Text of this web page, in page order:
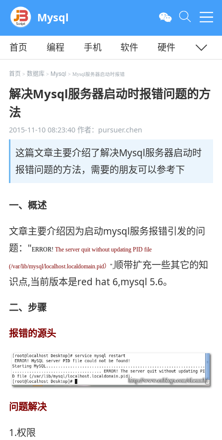
Mysql
首页 编程 手机 软件
硬件
教程
平面 服务器
首页 > 数据库> Mysql > Mysql服务器启动时报错
解决Mysql服务器启动时报错问题的方
法
2015-11-10 08:23:40作者：pursuer.chen
这篇文章主要介绍了解决Mysql服务器启动时
报错问题的方法，需要的朋友可以参考下
一、概述
文章主要介绍因为启动mysql服务报错引发的问
题："ERROR! The server quit without updating PID file
(/var/lib/mysql/localhost.localdomain.pid） ", 顺带扩充一些其它的知
识点,当前版本是red hat 6,mysql 5.6。
二、步骤
报错的源头
问题解决
1.权限